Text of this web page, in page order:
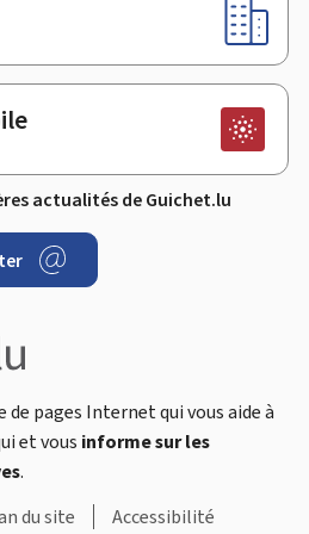
actualités de Guichet.lu
pages Internet qui vous aide à
et vous informe sur les
.
du site
Accessibilité